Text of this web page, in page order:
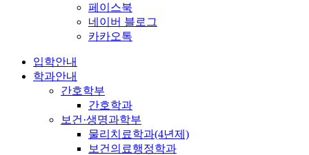
페이스북
네이버 블로그
카카오톡
입학안내
학과안내
간호학부
간호학과
보건·생명과학부
물리치료학과(4년제)
보건의료행정학과